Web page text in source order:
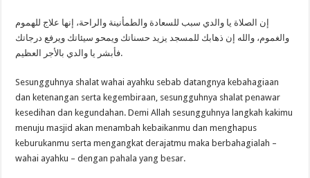
إن الصلاة يا والدي سبب للسعادة والطمأنينة والراحة، إنها علاج للهموم
والغموم، والله إن ذهابك للمسجد يزيد حسناتك ويمحو سيئاتك ويرفع درجاتك
فأبشر يا والدي بالأجر العظيم.
Sesungguhnya shalat wahai ayahku sebab datangnya kebahagiaan
dan ketenangan serta kegembiraan, sesungguhnya shalat penawar
kesedihan dan kegundahan. Demi Allah sesungguhnya langkah kakimu
menuju masjid akan menambah kebaikanmu dan menghapus
keburukanmu serta mengangkat derajatmu maka berbahagialah –
wahai ayahku – dengan pahala yang besar.